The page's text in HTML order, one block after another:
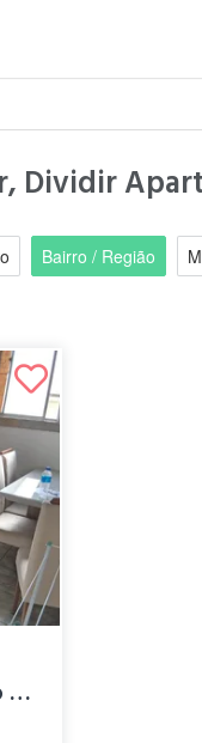
Dividir
Bairro / Região
Quarto em apartamento no Planalto BH